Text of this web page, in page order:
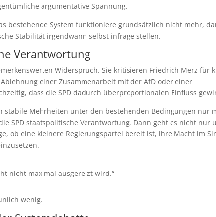
argumentative Spannung.
bestehende System funktioniere grundsätzlich nicht mehr,
Stabilität irgendwann selbst infrage stellen.
Verantwortung
Widerspruch. Sie kritisieren Friedrich Merz für
einer Zusammenarbeit mit der AfD oder einer
dass die SPD dadurch überproportionalen Einfluss
stabile Mehrheiten unter den bestehenden Bedingungen nur
SPD staatspolitische Verantwortung. Dann geht es nicht nur
ob eine kleinere Regierungspartei bereit ist, ihre Macht im
nicht maximal ausgereizt wird.“
wenig.